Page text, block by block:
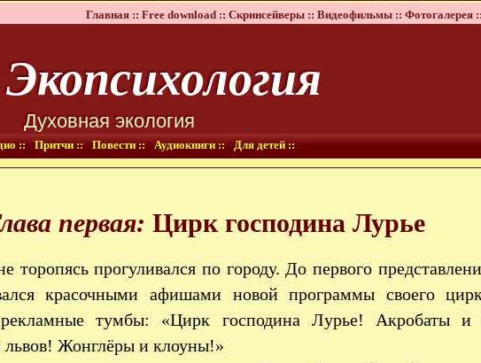
Главная :: Free download :: Скринсейверы :: Видеофильмы :: Фотогалерея ::
Экопсихология
Духовная экология
:: Притчи :: Повести :: Аудиокниги :: Для детей ::
первая: Цирк господина Лурье
торопясь прогуливался по городу. До первого
красочными афишами новой программы своего
тумбы: «Цирк господина Лурье! Акробаты и
львов! Жонглёры и клоуны!»